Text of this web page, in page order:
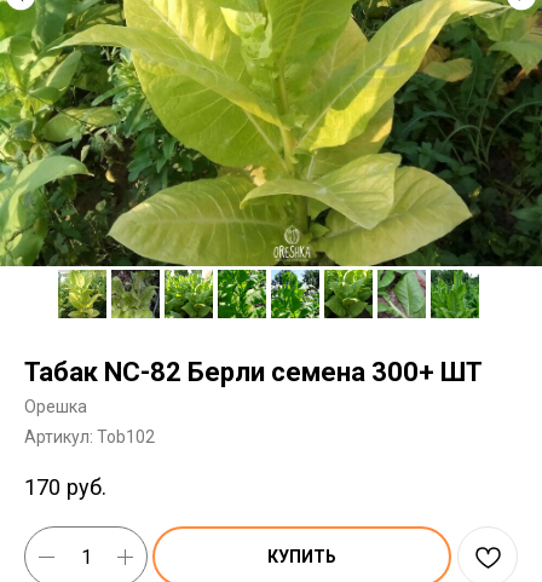
Табак NC-82 Берли семена 300+ ШТ
Орешка
Артикул: Tob102
170 руб.
КУПИТЬ